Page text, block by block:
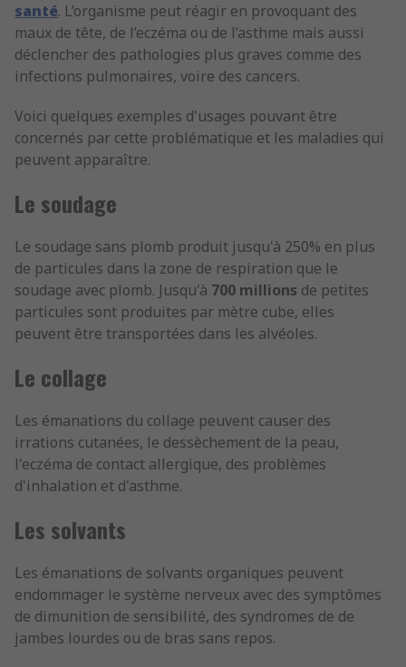
santé. L’organisme peut réagir en provoquant des
maux de tête, de l’eczéma ou de l’asthme mais aussi
déclencher des pathologies plus graves comme des
infections pulmonaires, voire des cancers.
Voici quelques exemples d'usages pouvant être
concernés par cette problématique et les maladies qui
peuvent apparaître.
Le soudage
Le soudage sans plomb produit jusqu'à 250% en plus
de particules dans la zone de respiration que le
soudage avec plomb. Jusqu'à 700 millions de petites
particules sont produites par mètre cube, elles
peuvent être transportées dans les alvéoles.
Le collage
Les émanations du collage peuvent causer des
irrations cutanées, le dessèchement de la peau,
l'eczéma de contact allergique, des problèmes
d'inhalation et d'asthme.
Les solvants
Les émanations de solvants organiques peuvent
endommager le système nerveux avec des symptômes
de dimunition de sensibilité, des syndromes de de
jambes lourdes ou de bras sans repos.